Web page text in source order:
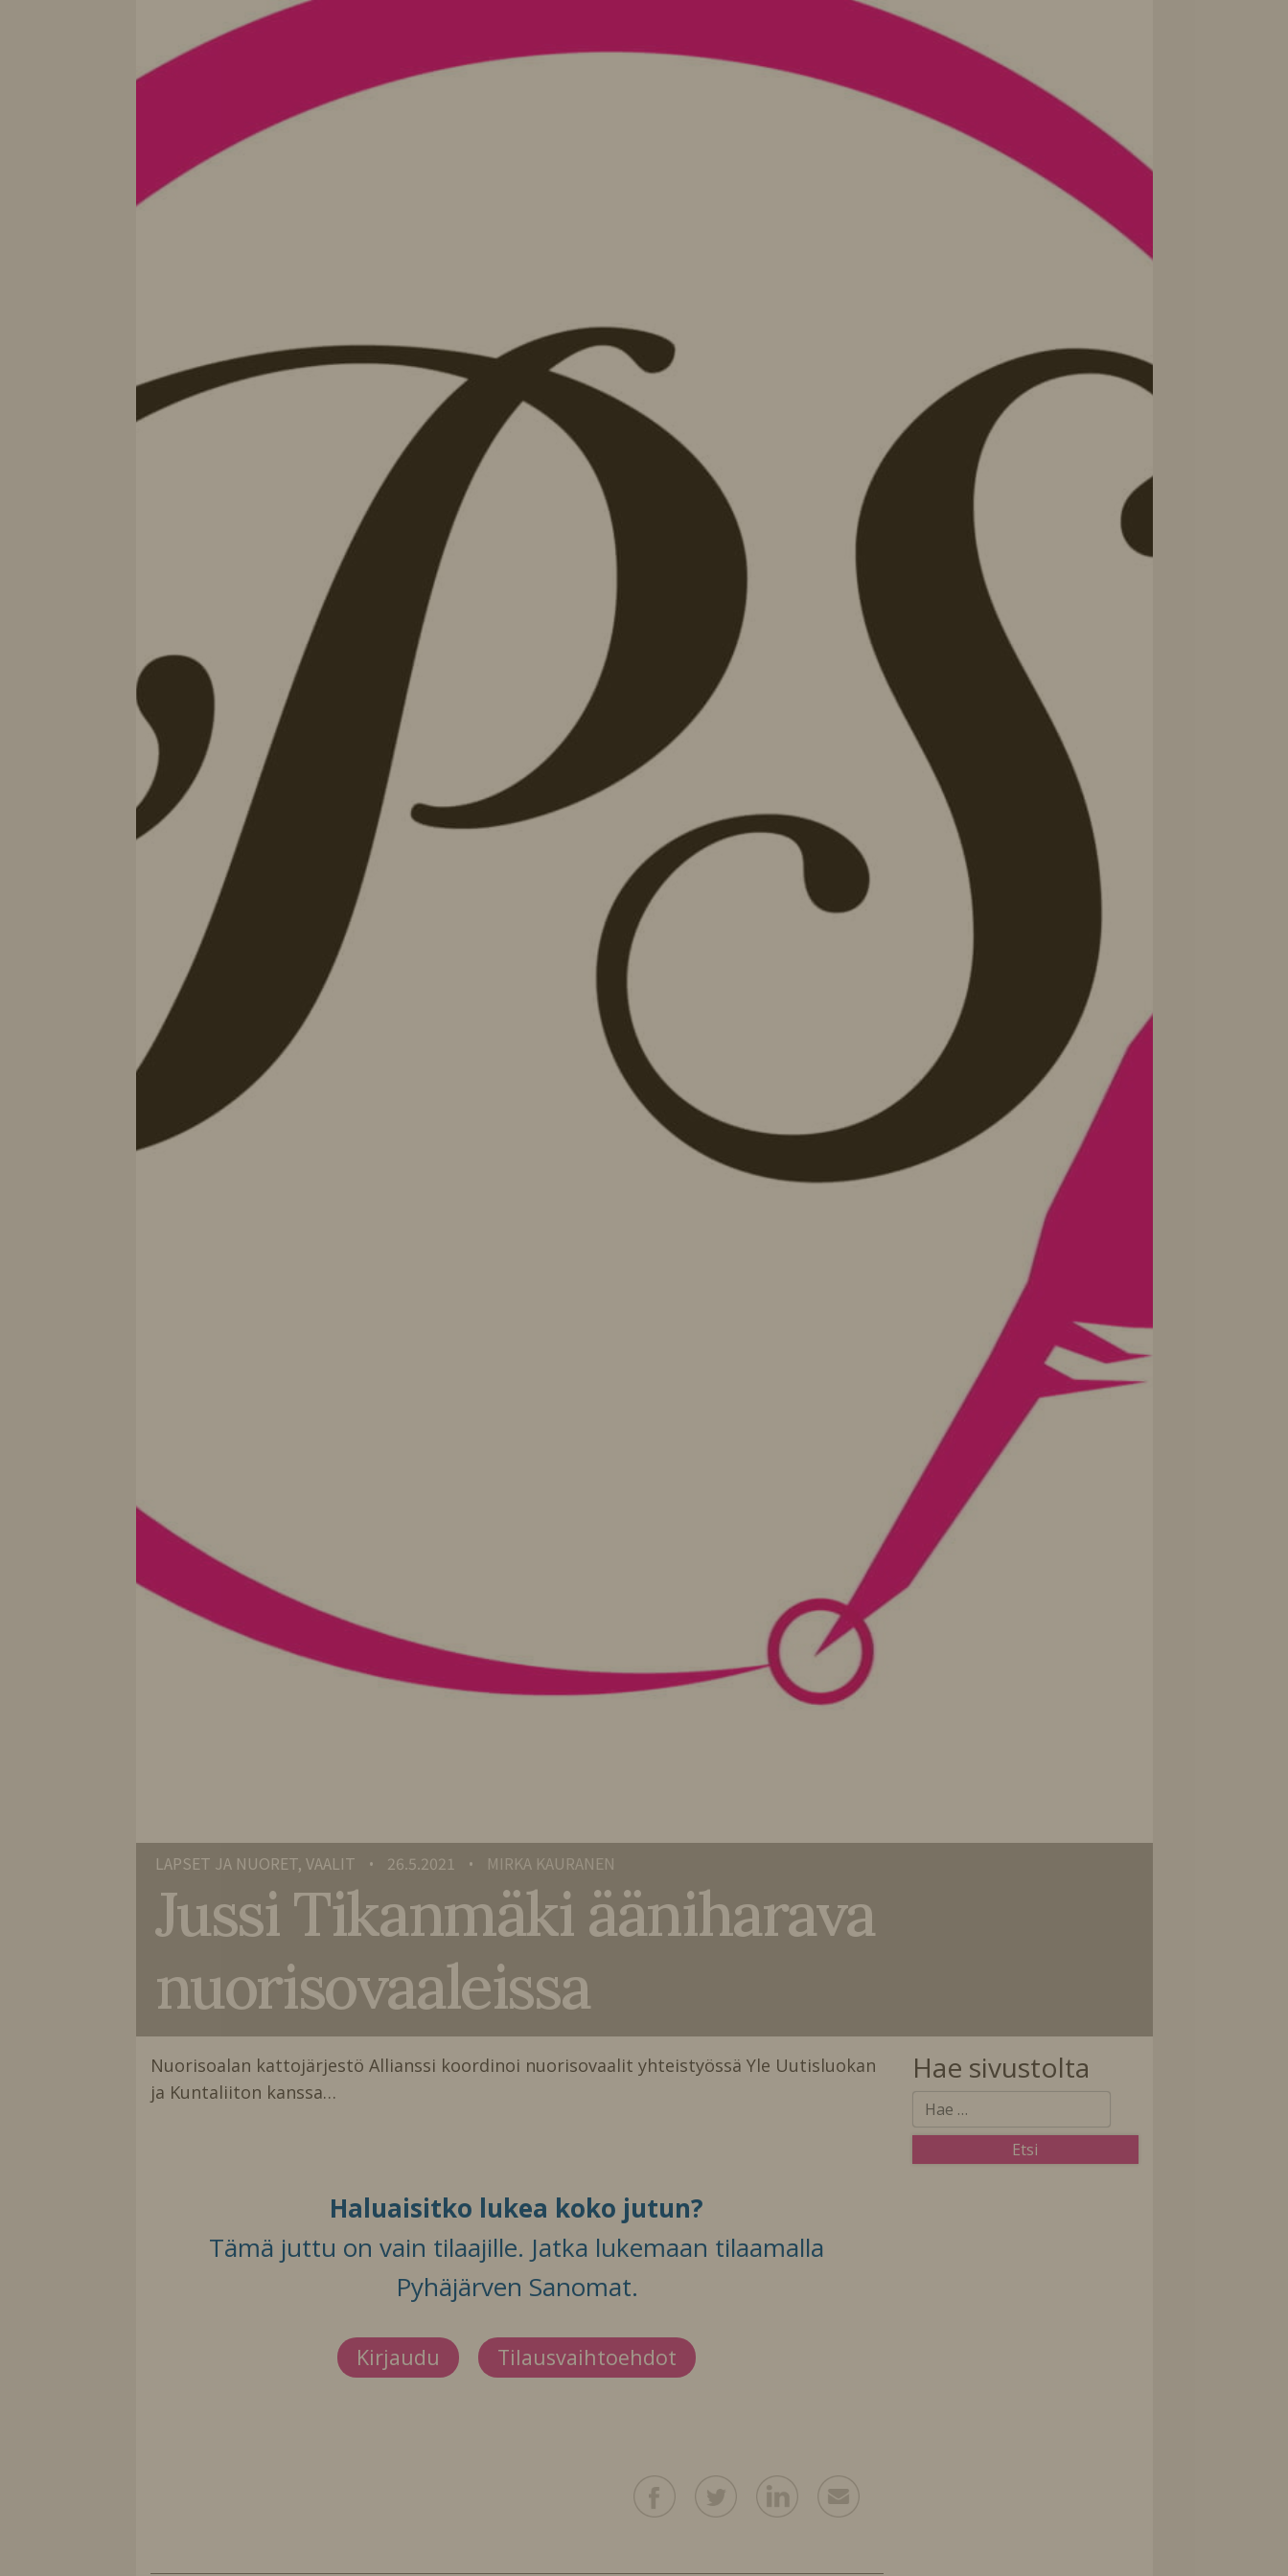
LAPSET JA NUORET, VAALIT • 26.5.2021 • MIRKA KAURANEN
Jussi Tikanmäki ääniharava
nuorisovaaleissa
Nuorisoalan kattojärjestö Allianssi koordinoi nuorisovaalit yhteistyössä Yle Uutisluokan
ja Kuntaliiton kanssa…
Haluaisitko lukea koko jutun?
Tämä juttu on vain tilaajille. Jatka lukemaan tilaamalla
Pyhäjärven Sanomat.
Kirjaudu Tilausvaihtoehdot
Hae sivustolta